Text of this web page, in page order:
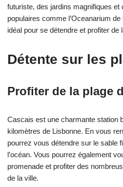
futuriste, des jardins magnifiques et
populaires comme l’Oceanarium
idéal pour se détendre et profiter de
Détente sur les
Profiter de la plage
Cascais est une charmante station
kilomètres de Lisbonne. En vous
pourrez vous détendre sur le sable
l’océan. Vous pourrez également
promenade et profiter des
de la ville.